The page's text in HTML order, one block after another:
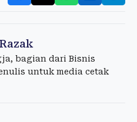
bagian dari Bisnis
untuk media cetak